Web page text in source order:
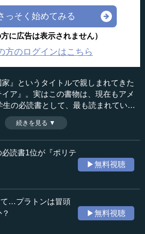
っそく始めてみる
方に広告は表示されません）
方のログインはこちら
』というタイトルで親しまれてきた
ア』。実はこの書物は、現在もアメ
生の必読書として、最も読まれている
は『国家』という邦題のせいもあっ
の書だと思われがちだが、実はプラト
や、「魂の構造や宇宙の構造も含め
き明かすために、全力を傾けた代表
書に書かれた有名なイデア論や哲人政
在社会を考える上でも、多くの刺激
何度も読めば、「自分自身が変わ
を送っていく」こともできるとい
うなことか。（全16話中第1話）
日
17日
」に推される哲学書
続きを見る ▼
読書1位が『ポリテ
▶無料視聴
…プラトンは冒頭
▶無料視聴